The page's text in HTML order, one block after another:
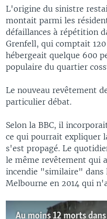
L'origine du sinistre
montait parmi les
défaillances à répétition
Grenfell, qui comptait
hébergeait quelque 600
populaire du quartier
Le nouveau revêtement
particulier débat.
Selon la BBC, il
ce qui pourrait expliquer
s'est propagé. Le
le même revêtement qui
incendie "similaire" dans
Melbourne en 2014 qui